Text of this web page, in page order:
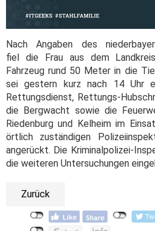
Nach Angaben des
fiel die Frau aus dem
Fahrzeug rund 50 Meter in die
sei gestern kurz nach 14 Uhr
Rettungsdienst, Rettungs-
die Bergwacht sowie die
Riedenburg und Kelheim im
örtlich zuständigen
angerückt. Die Kriminalpolizei-
die weiteren Untersuchungen
Zurück